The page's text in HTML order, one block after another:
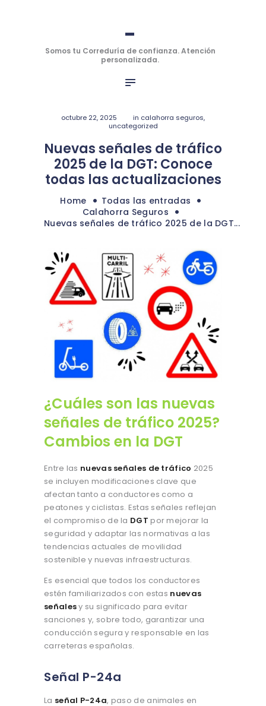
-
Somos tu Correduría de confianza. Atención
personalizada.
octubre 22, 2025 in calahorra seguros,
uncategorized
Nuevas señales de tráfico
2025 de la DGT: Conoce
todas las actualizaciones
Home
Todas las entradas
Calahorra Seguros
Nuevas señales de tráfico 2025 de la DGT...
-
Somos tu Correduría de confianza. Atención personalizada.
PERSONALES
EMPRESAS
HABLAMOS
BLOG
¿Cuáles son las nuevas
señales de tráfico 2025?
Cambios en la DGT
Entre las nuevas señales de tráfico 2025
se incluyen modificaciones clave que
afectan tanto a conductores como a
peatones y ciclistas. Estas señales reflejan
el compromiso de la DGT por mejorar la
seguridad y adaptar las normativas a las
tendencias actuales de movilidad
sostenible y nuevas infraestructuras.
Es esencial que todos los conductores
estén familiarizados con estas nuevas
señalesy su significado para evitar
sanciones y, sobre todo, garantizar una
conducción segura y responsable en las
carreteras españolas.
Señal P-24a
La señal P-24a, paso de animales en